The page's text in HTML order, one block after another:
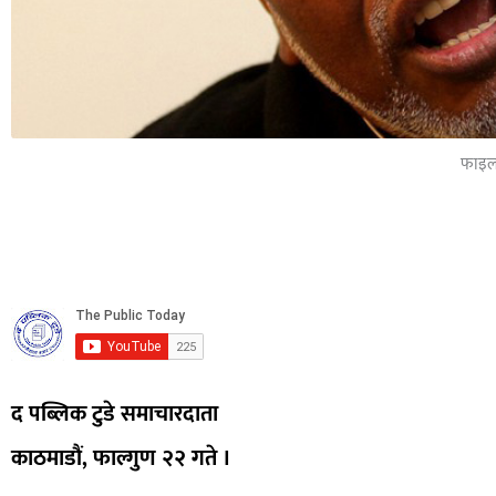
द पब्लिक टुडे समाचारदाता
काठमाडौं, फाल्गुण २२ गते ।